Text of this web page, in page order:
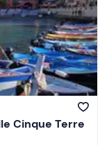
Cinque Terre